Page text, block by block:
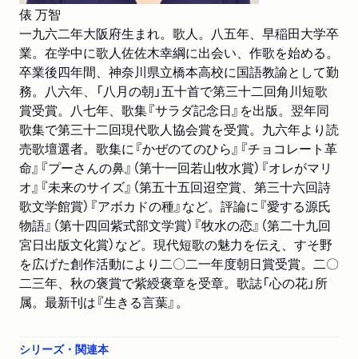
俵 万智
一九六二年大阪府生まれ。歌人。八五年、早稲田大学卒
業。在学中に歌人佐佐木幸綱に出会い、作歌を始める。
卒業後四年間、神奈川県立橋本高校に国語教諭として勤
務。八六年、「八月の朝」五十首で第三十二回角川短歌
賞受賞。八七年、歌集『サラダ記念日』を出版。翌年同
歌集で第三十二回現代歌人協会賞を受賞。九六年より読
売歌壇選者。歌集に『かぜのてのひら』『チョコレート革
命』『プーさんの鼻』（第十一回若山牧水賞）『オレがマリ
オ』『未来のサイズ』（第五十五回迢空賞、第三十六回詩
歌文学館賞）『アボカドの種』など。評論に『愛する源氏
物語』（第十四回紫式部文学賞）『牧水の恋』（第二十九回
宮日出版文化賞）など。現代短歌の魅力を伝え、すそ野
を広げた創作活動により二〇二一年度朝日賞受賞。二〇
二三年、秋の褒賞で紫綬褒章を受章。歌誌「心の花」所
属。最新刊は『生きる言葉』。
シリーズ・関連本